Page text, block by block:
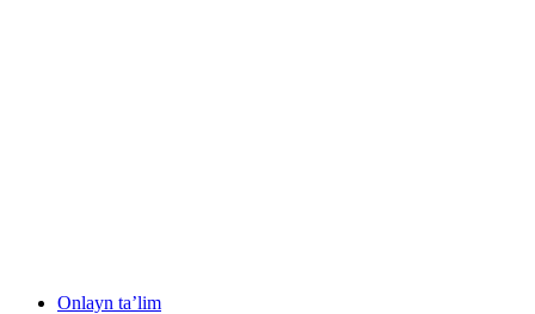
Onlayn ta’lim